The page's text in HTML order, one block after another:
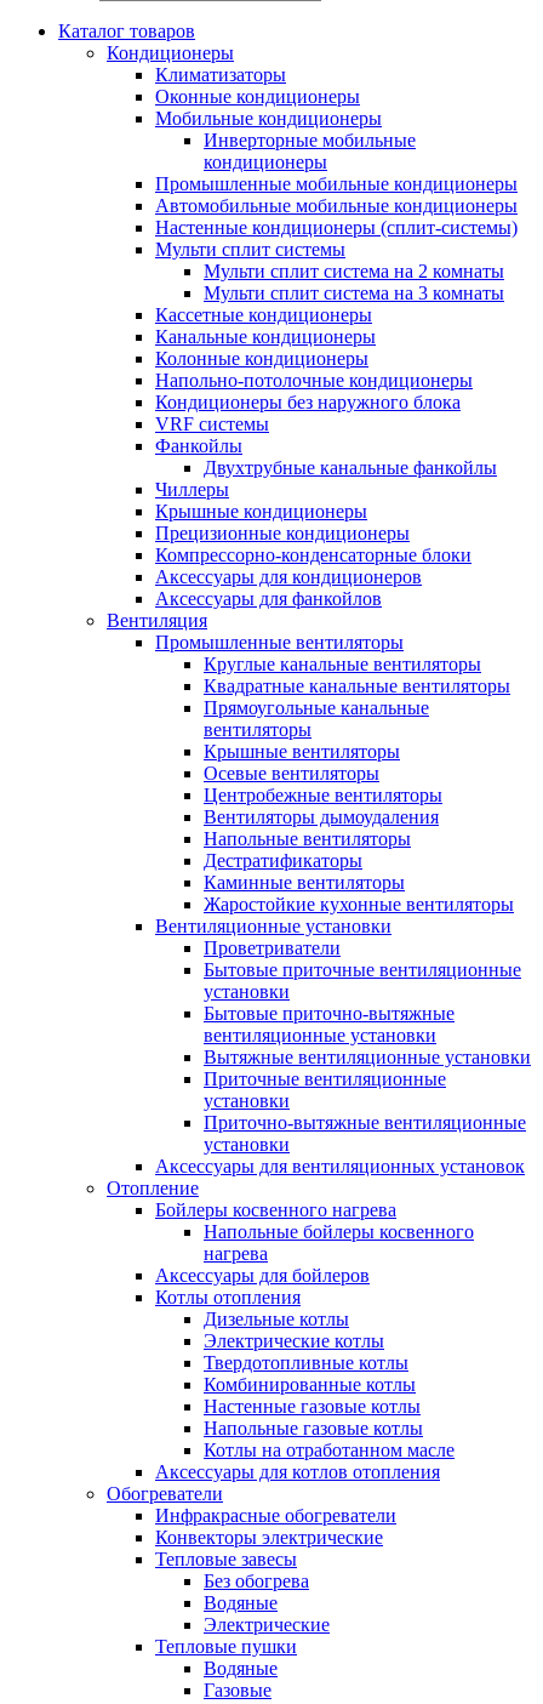
Каталог товаров
Кондиционеры
Климатизаторы
Оконные кондиционеры
Мобильные кондиционеры
Инверторные мобильные
кондиционеры
Промышленные мобильные кондиционеры
Автомобильные мобильные кондиционеры
Настенные кондиционеры (сплит-системы)
Мульти сплит системы
Мульти сплит система на 2 комнаты
Мульти сплит система на 3 комнаты
Кассетные кондиционеры
Канальные кондиционеры
Колонные кондиционеры
Напольно-потолочные кондиционеры
Кондиционеры без наружного блока
VRF системы
Фанкойлы
Двухтрубные канальные фанкойлы
Чиллеры
Крышные кондиционеры
Прецизионные кондиционеры
Компрессорно-конденсаторные блоки
Аксессуары для кондиционеров
Аксессуары для фанкойлов
Вентиляция
Промышленные вентиляторы
Круглые канальные вентиляторы
Квадратные канальные вентиляторы
Прямоугольные канальные
вентиляторы
Крышные вентиляторы
Осевые вентиляторы
Центробежные вентиляторы
Вентиляторы дымоудаления
Напольные вентиляторы
Дестратификаторы
Каминные вентиляторы
Жаростойкие кухонные вентиляторы
Вентиляционные установки
Проветриватели
Бытовые приточные вентиляционные
установки
Бытовые приточно-вытяжные
вентиляционные установки
Вытяжные вентиляционные установки
Приточные вентиляционные
установки
Приточно-вытяжные вентиляционные
установки
Аксессуары для вентиляционных установок
Отопление
Бойлеры косвенного нагрева
Напольные бойлеры косвенного
нагрева
Аксессуары для бойлеров
Котлы отопления
Дизельные котлы
Электрические котлы
Твердотопливные котлы
Комбинированные котлы
Настенные газовые котлы
Напольные газовые котлы
Котлы на отработанном масле
Аксессуары для котлов отопления
Обогреватели
Инфракрасные обогреватели
Конвекторы электрические
Тепловые завесы
Без обогрева
Водяные
Электрические
Тепловые пушки
Водяные
Газовые